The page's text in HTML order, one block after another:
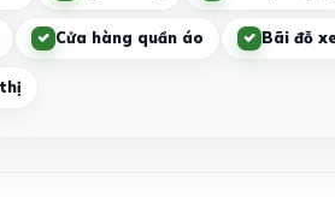
Cửa hàng quần áo Bãi đỗ